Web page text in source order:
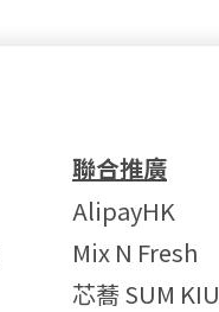
聯合推廣
AlipayHK
Mix N Fresh
芯蕎 SUM KIU